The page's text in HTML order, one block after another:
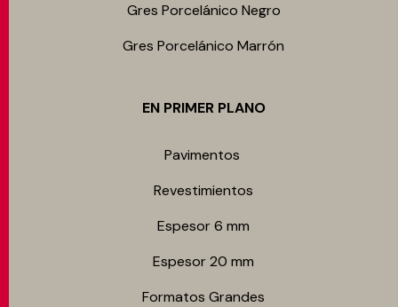
Gres Porcelánico Negro
Gres Porcelánico Marrón
EN PRIMER PLANO
Pavimentos
Revestimientos
Espesor 6 mm
Espesor 20 mm
Formatos Grandes